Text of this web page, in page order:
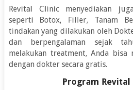
Revital Clinic menyediakan
seperti Botox, Filler, Tanam
tindakan yang dilakukan oleh
dan berpengalaman sejak
melakukan treatment, Anda bisa
dengan dokter secara gratis.
Program Revital